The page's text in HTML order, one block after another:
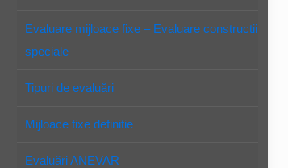
Evaluare mijloace fixe – Evaluare constructii
speciale
Tipuri de evaluări
Mijloace fixe definitie
Evaluări ANEVAR